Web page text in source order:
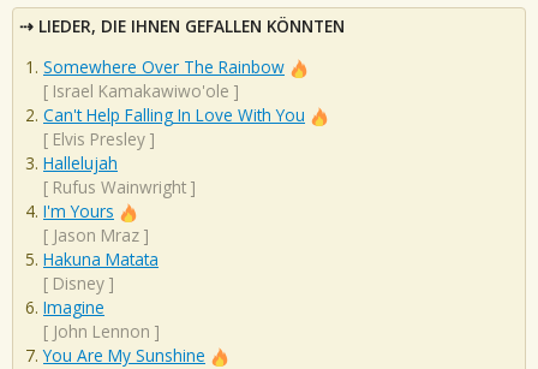
LIEDER, DIE IHNEN GEFALLEN KÖNNTEN
Somewhere Over The Rainbow
[ Israel Kamakawiwo'ole ]
Can't Help Falling In Love With You
[ Elvis Presley ]
Hallelujah
[ Rufus Wainwright ]
I'm Yours
[ Jason Mraz ]
Hakuna Matata
[ Disney ]
Imagine
[ John Lennon ]
You Are My Sunshine